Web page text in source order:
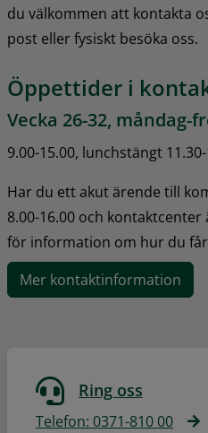
du välkommen att kontakta
post eller fysiskt besöka oss.
Öppettider i
Vecka 26-32, måndag-
9.00-15.00, lunchstängt
Har du ett akut ärende till
8.00-16.00 och
för information om hur du
Mer kontaktinformation
Ring oss
Telefon: 0371-810 00